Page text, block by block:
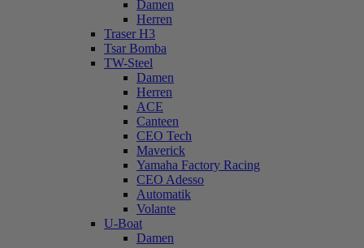
Damen
Herren
Traser H3
Tsar Bomba
TW-Steel
Damen
Herren
ACE
Canteen
CEO Tech
Maverick
Yamaha Factory Racing
CEO Adesso
Automatik
Volante
U-Boat
Damen